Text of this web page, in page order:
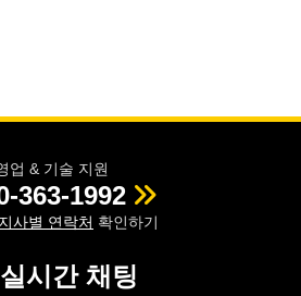
업 & 기술 지원
363-1992
사별 연락처 확인하기
실시간 채팅